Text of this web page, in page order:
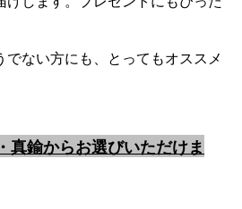
でない方にも、とってもオススメ
真鍮からお選びいただけま